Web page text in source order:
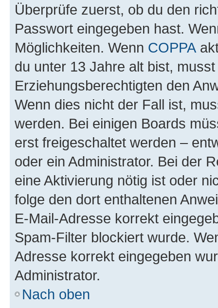
Überprüfe zuerst, ob du den
Passwort eingegeben hast.
Möglichkeiten. Wenn COPPA
du unter 13 Jahre alt bist,
Erziehungsberechtigten den
Wenn dies nicht der Fall ist,
werden. Bei einigen Boards
erst freigeschaltet werden –
oder ein Administrator. Bei der
eine Aktivierung nötig ist oder
folge den dort enthaltenen
E-Mail-Adresse korrekt
Spam-Filter blockiert wurde.
Adresse korrekt eingegeben
Administrator.
Nach oben